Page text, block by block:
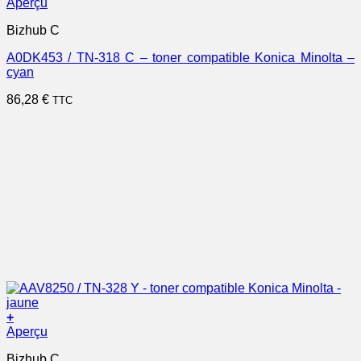
Aperçu
Bizhub C
A0DK453 / TN-318 C – toner compatible Konica Minolta –
cyan
86,28 € TTC
+
Aperçu